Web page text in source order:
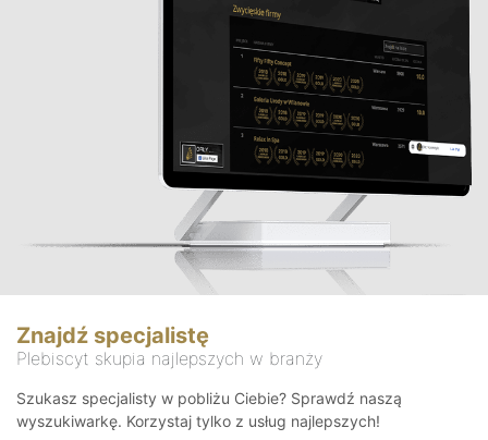
Znajdź specjalistę
Plebiscyt skupia najlepszych w branży
Szukasz specjalisty w pobliżu Ciebie? Sprawdź naszą
wyszukiwarkę. Korzystaj tylko z usług najlepszych!